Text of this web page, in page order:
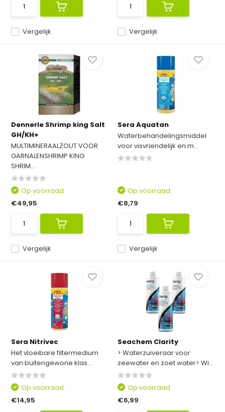
Vergelijk Vergelijk
Dennerle Shrimp king Salt
GH/KH+
MULTIMINERAALZOUT VOOR
GARNALENSHRIMP KING
SHRIM...
Vergelijk
Op voorraad
€49,95
Sera Aquatan
Waterbehandelingsmiddel
voor visvriendelijk en m...
Vergelijk
Op voorraad
€8,79
Sera Nitrivec
Het vloeibare filtermedium
van buitengewone klas...
Op voorraad
€14,95
Seachem Clarity
> Waterzuiveraar voor
zeewater en zoet water> Wi...
Op voorraad
€6,99